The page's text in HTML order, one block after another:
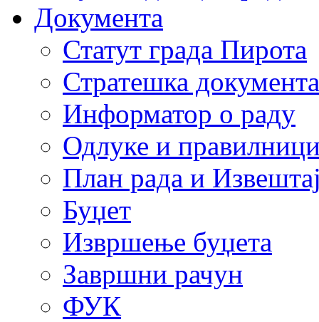
Документа
Статут града Пирота
Стратешка документа
Информатор о раду
Одлуке и
План рада и
Буџет
Извршење буџета
Завршни рачун
ФУК